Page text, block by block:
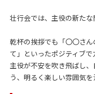
壮行会では、主役の新たな
乾杯の挨拶でも「〇〇さ
て」といったポジティブで
主役が不安を吹き飛ばし
う、明るく楽しい雰囲気を